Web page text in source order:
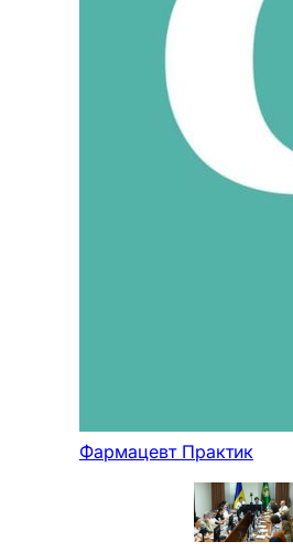
Фармацевт Практик